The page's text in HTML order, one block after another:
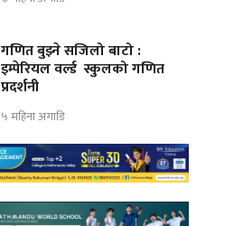
गणित बुझ्ने सजिलो बाटो :
इम्पेरियल वर्ल्ड स्कुलको गणित
प्रदर्शनी
५ महिना अगाडि